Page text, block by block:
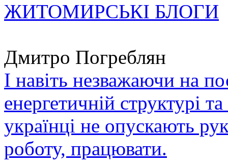
ЖИТОМИРСЬКІ БЛОГИ
Дмитро Погреблян
І навіть незважаючи на
енергетичній структурі
українці не опускають
роботу, працювати.